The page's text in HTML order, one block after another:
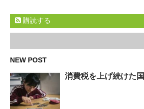
購読する
NEW POST
消費税を上げ続けた